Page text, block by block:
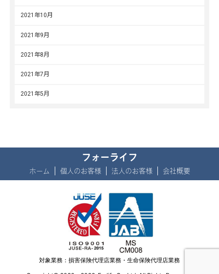
2021年10月
2021年9月
2021年8月
2021年7月
2021年5月
フォーライフ
ホーム 個人のお客様 法人のお客様 会社概要
対象業務：損害保険代理店業務・生命保険代理店業務